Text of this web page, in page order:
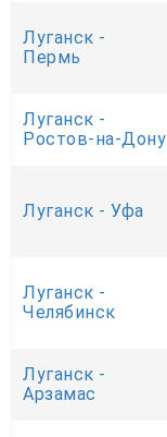
Луганск -
Пермь
Луганск -
Ростов-на-Дону
Луганск - Уфа
Луганск -
Челябинск
Луганск -
Арзамас